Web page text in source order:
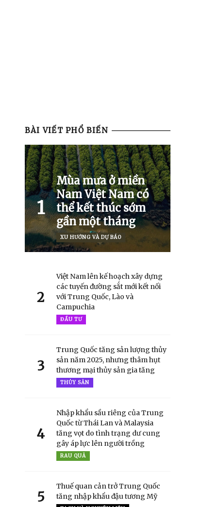
BÀI VIẾT PHỔ BIẾN
1
Mùa mưa ở miền
Nam Việt Nam có
thể kết thúc sớm
gần một tháng
XU HƯỚNG VÀ DỰ BÁO
2
Việt Nam lên kế hoạch xây dựng
các tuyến đường sắt mới kết nối
với Trung Quốc, Lào và
Campuchia
ĐẦU TƯ
3
Trung Quốc tăng sản lượng thủy
sản năm 2025, nhưng thâm hụt
thương mại thủy sản gia tăng
THỦY SẢN
4
Nhập khẩu sầu riêng của Trung
Quốc từ Thái Lan và Malaysia
tăng vọt do tình trạng dư cung
gây áp lực lên người trồng
RAU QUẢ
5
Thuế quan cản trở Trung Quốc
tăng nhập khẩu đậu tương Mỹ